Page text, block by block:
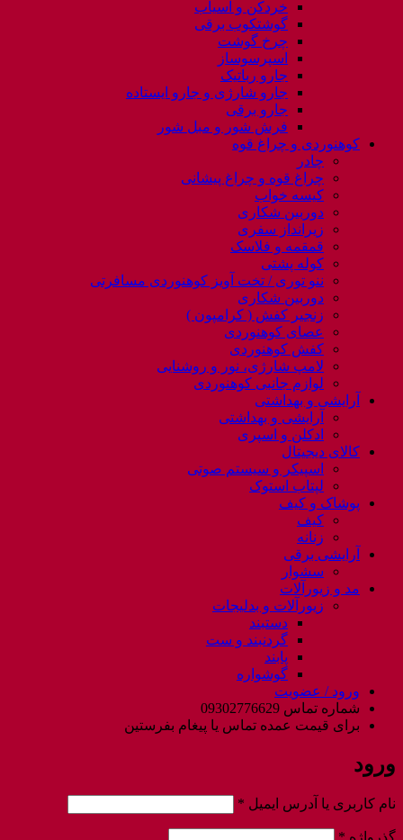
خردکن و آسیاب
گوشتکوب برقی
چرخ گوشت
اسپرسوساز
جارو رباتیک
جارو شارژی و جارو ایستاده
جارو برقی
فرش شور و مبل شور
کوهنوردی و چراغ قوه
چادر
چراغ قوه و چراغ پیشانی
کیسه خواب
دوربین شکاری
زیرانداز سفری
قمقمه و فلاسک
کوله پشتی
ننو توری / تخت آویز کوهنوردی مسافرتی
دوربین شکاری
زنجیر کفش ( کرامپون )
عصای کوهنوردی
کفش کوهنوردی
لامپ شارژی، نور و روشنایی
لوازم جانبی کوهنوردی
آرایشی و بهداشتی
آرایشی و بهداشتی
ادکلن و اسپری
کالای دیجیتال
اسپیکر و سیستم صوتی
لپتاب استوک
پوشاک و کیف
کیف
زنانه
آرایشی برقی
سشوار
مد و زیورآلات
زیورآلات و بدلیجات
دستبند
گردنبند و ست
پابند
گوشواره
ورود / عضویت
شماره تماس 09302776629
برای قیمت عمده تماس یا پیغام بفرستین
ورود
نام کاربری یا آدرس ایمیل *
گذرواژه *